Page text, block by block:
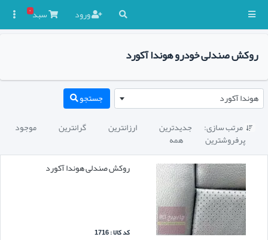
ورود سبد۰
روکش صندلی خودرو هوندا آکورد
هوندا آکورد جستجو
 مرتب سازی: جدیدترین ارزانترین گرانترین موجود
پرفروشترین
همه
روکش صندلی هوندا آکورد
کد کالا : 1716